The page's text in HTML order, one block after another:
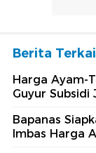
Berita
Harga Ayam-
Guyur Subsidi
Bapanas
Imbas Harga